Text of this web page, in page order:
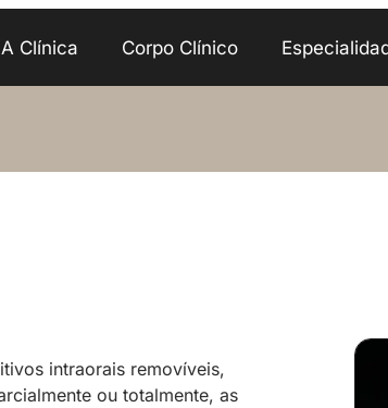
A Clínica Corpo Clínico
intraorais removíveis,
ou totalmente, as